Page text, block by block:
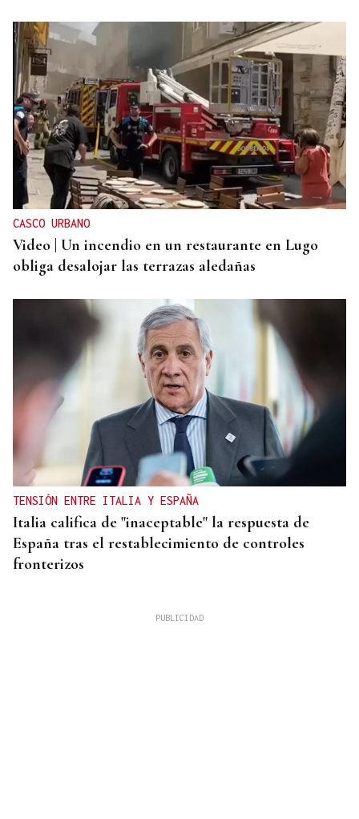
CASCO URBANO
Video | Un incendio en un restaurante en Lugo
obliga desalojar las terrazas aledañas
TENSIÓN ENTRE ITALIA Y ESPAÑA
Italia califica de "inaceptable" la respuesta de
España tras el restablecimiento de controles
fronterizos